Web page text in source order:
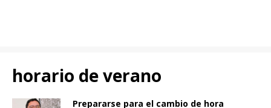
horario de verano
Prepararse para el cambio de hora